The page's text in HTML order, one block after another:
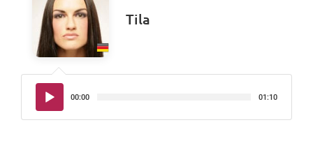
Tila
Audio-
Player
00:00 01:10